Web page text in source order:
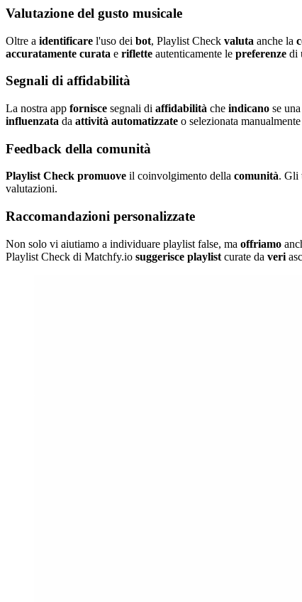
Valutazione del gusto musicale
Oltre a identificare l'uso dei bot, Playlist Check valuta anche la
accuratamente curata e riflette autenticamente le preferenze di
Segnali di affidabilità
La nostra app fornisce segnali di affidabilità che indicano se una
influenzata da attività automatizzate o selezionata
Feedback della comunità
Playlist Check promuove il coinvolgimento della comunità. Gli
valutazioni.
Raccomandazioni personalizzate
Non solo vi aiutiamo a individuare playlist false, ma offriamo
Playlist Check di Matchfy.io suggerisce playlist curate da veri